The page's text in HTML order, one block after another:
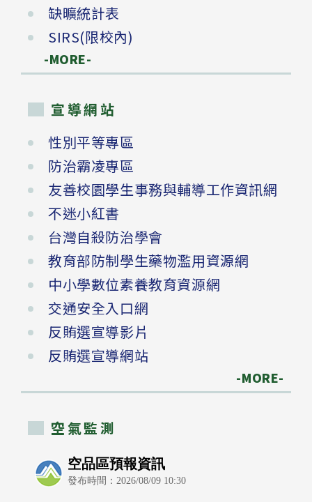
缺曠統計表
SIRS(限校內)
-MORE-
宣導網站
性別平等專區
防治霸凌專區
友善校園學生事務與輔導工作資訊網
不迷小紅書
台灣自殺防治學會
教育部防制學生藥物濫用資源網
中小學數位素養教育資源網
交通安全入口網
反賄選宣導影片
反賄選宣導網站
-MORE-
空氣監測